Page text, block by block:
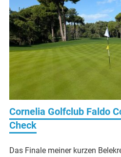
Cornelia Golfclub Faldo
Check
Das Finale meiner kurzen